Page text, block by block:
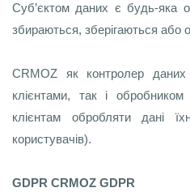
Суб’єктом даних є будь-яка
збираються, зберігаються або
CRMOZ як контролер
клієнтами, так і
клієнтам обробляти дані
користувачів).
GDPR CRMOZ GDPR